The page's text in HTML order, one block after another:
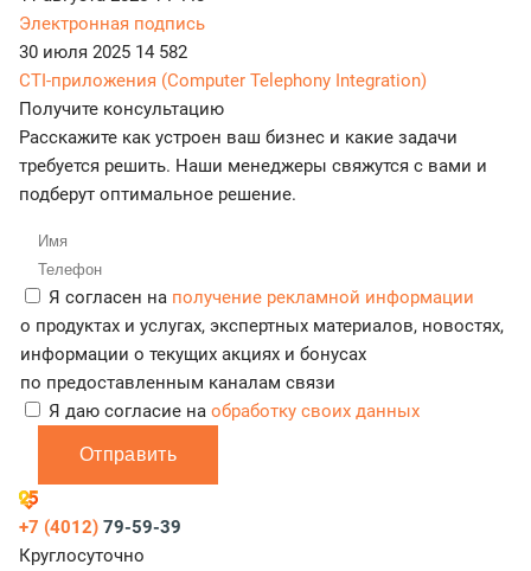
Электронная подпись
30 июля 2025 14 582
CTI-приложения (Computer Telephony Integration)
Получите консультацию
Расскажите как устроен ваш бизнес и какие задачи
требуется решить. Наши менеджеры свяжутся с вами и
подберут оптимальное решение.
Я согласен на получение рекламной информации
о продуктах и услугах, экспертных материалов, новостях,
информации о текущих акциях и бонусах
по предоставленным каналам связи
Я даю согласие на обработку своих данных
Отправить
+7 (4012) 79-59-39
Круглосуточно